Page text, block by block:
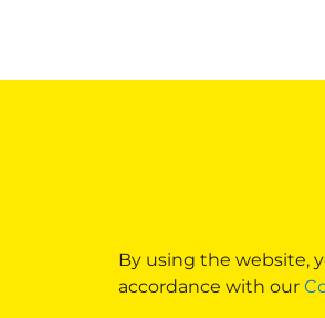
By using the website,
accordance with our